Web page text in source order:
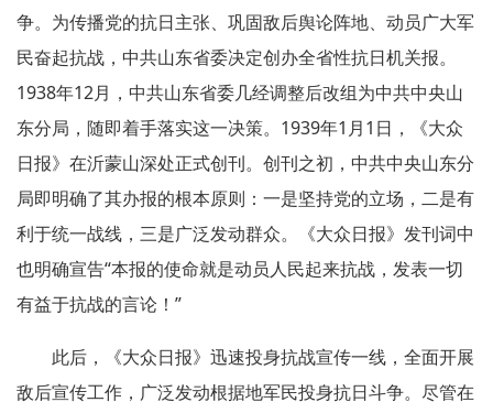
争。为传播党的抗日主张、巩固敌后舆论阵地、动员广大军
民奋起抗战，中共山东省委决定创办全省性抗日机关报。
1938年12月，中共山东省委几经调整后改组为中共中央山
东分局，随即着手落实这一决策。1939年1月1日，《大众
日报》在沂蒙山深处正式创刊。创刊之初，中共中央山东分
局即明确了其办报的根本原则：一是坚持党的立场，二是有
利于统一战线，三是广泛发动群众。《大众日报》发刊词中
也明确宣告“本报的使命就是动员人民起来抗战，发表一切
有益于抗战的言论！”
此后，《大众日报》迅速投身抗战宣传一线，全面开展
敌后宣传工作，广泛发动根据地军民投身抗日斗争。尽管在